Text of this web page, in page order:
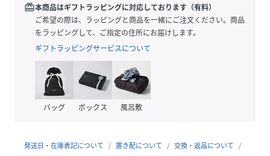
ートの主役になり、日常のカジュアルスタイルやアクティブ
なシーンにもぴったり。着るだけでコーディネートが華や
ぎ、遊び心あふれる一枚です。
リサイクル素材使用：より良い未来への一歩として、
20%以上のリサイクルコットン素材を使用していま
詳細
redeem本商品はギフトラッピングに対応しております（有料）
ご希望の際は、ラッピングと商品を一緒にご注文ください。商品
をラッピングして、ご指定の住所にお届けします。
ギフトラッピングサービスについて
バッグ ボックス 風呂敷
発送日・在庫表記について 置き配について
交換・返品について